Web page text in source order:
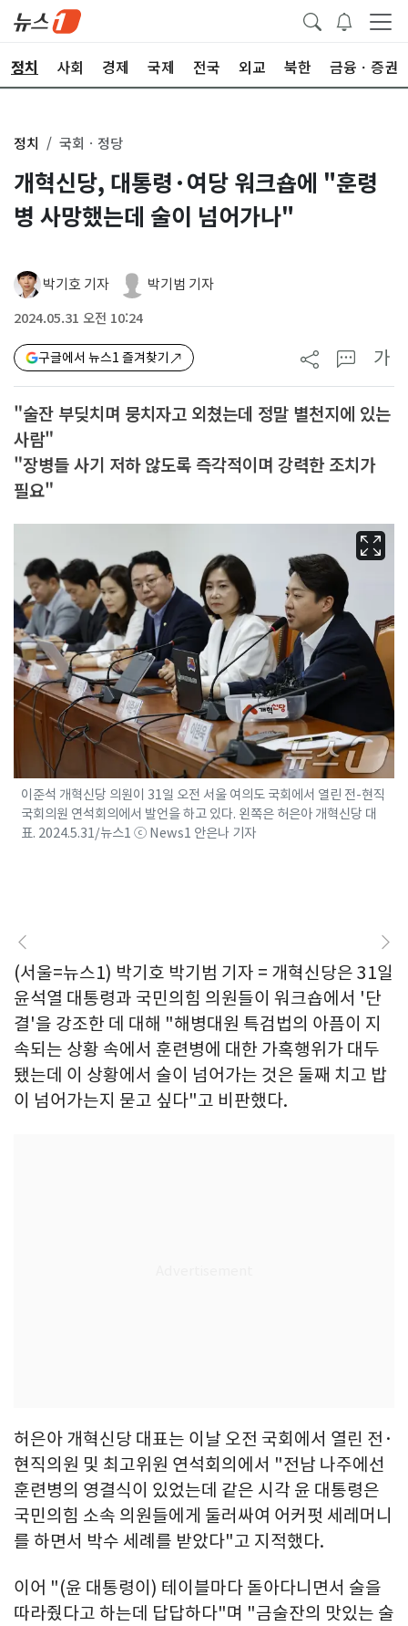
정치 사회 경제 국제 전국 외교 북한 금융ㆍ증권
정치 국회ㆍ정당
개혁신당, 대통령·여당 워크숍에 "훈령
병 사망했는데 술이 넘어가나"
박기호 기자 박기범 기자
2024.05.31 오전 10:24
구글에서 뉴스1 즐겨찾기 가
"술잔 부딪치며 뭉치자고 외쳤는데 정말 별천지에 있는
사람"
"장병들 사기 저하 않도록 즉각적이며 강력한 조치가
필요"
이준석 개혁신당 의원이 31일 오전 서울 여의도 국회에서 열린 전-현직
국회의원 연석회의에서 발언을 하고 있다. 왼쪽은 허은아 개혁신당 대
표. 2024.5.31/뉴스1 ⓒ News1 안은나 기자
(서울=뉴스1) 박기호 박기범 기자 = 개혁신당은 31일
윤석열 대통령과 국민의힘 의원들이 워크숍에서 '단
결'을 강조한 데 대해 "해병대원 특검법의 아픔이 지
속되는 상황 속에서 훈련병에 대한 가혹행위가 대두
됐는데 이 상황에서 술이 넘어가는 것은 둘째 치고 밥
이 넘어가는지 묻고 싶다"고 비판했다.
허은아 개혁신당 대표는 이날 오전 국회에서 열린 전·
현직의원 및 최고위원 연석회의에서 "전남 나주에선
훈련병의 영결식이 있었는데 같은 시각 윤 대통령은
국민의힘 소속 의원들에게 둘러싸여 어커펏 세레머니
를 하면서 박수 세례를 받았다"고 지적했다.
이어 "(윤 대통령이) 테이블마다 돌아다니면서 술을
따라줬다고 하는데 답답하다"며 "금술잔의 맛있는 술